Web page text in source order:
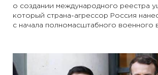
о создании международного реестра
который страна-агрессор Россия
с начала полномасштабного военного